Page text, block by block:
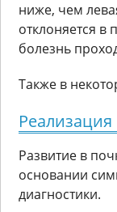
ниже, чем
отклоняется
болезнь
Также в
Развитие в
основании
диагностики.